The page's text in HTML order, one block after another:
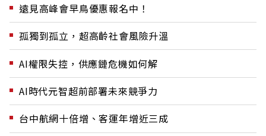
遠見高峰會早鳥優惠報名中！
孤獨到孤立，超高齡社會風險升溫
AI權限失控，供應鏈危機如何解
AI時代元智超前部署未來競爭力
台中航網十倍增、客運年增近三成